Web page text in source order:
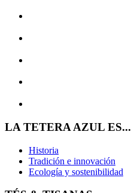
LA TETERA AZUL ES...
Historia
Tradición e innovación
Ecología y sostenibilidad